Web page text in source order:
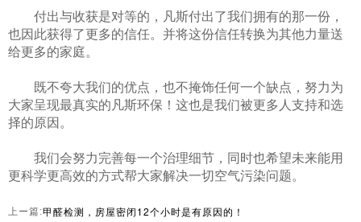
付出与收获是对等的，凡斯付出了我们拥有的那一份，
也因此获得了更多的信任。并将这份信任转换为其他力量送
给更多的家庭。
既不夸大我们的优点，也不掩饰任何一个缺点，努力为
大家呈现最真实的凡斯环保！这也是我们被更多人支持和选
择的原因。
我们会努力完善每一个治理细节，同时也希望未来能用
更科学更高效的方式帮大家解决一切空气污染问题。
上ー篇:甲醛检测，房屋密闭12个小时是有原因的！